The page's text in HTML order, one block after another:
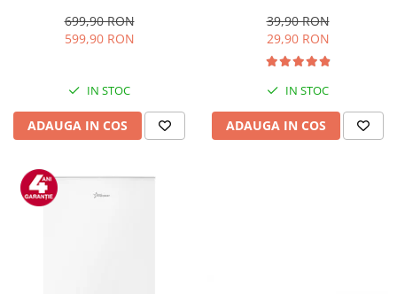
48.8 cm, Alb
699,90 RON
599,90 RON
IN STOC
ADAUGA IN COS
reutilizabile, sous vide,
lavabile in masina de spalat,
fara BPA, transparent
39,90 RON
29,90 RON
IN STOC
ADAUGA IN COS